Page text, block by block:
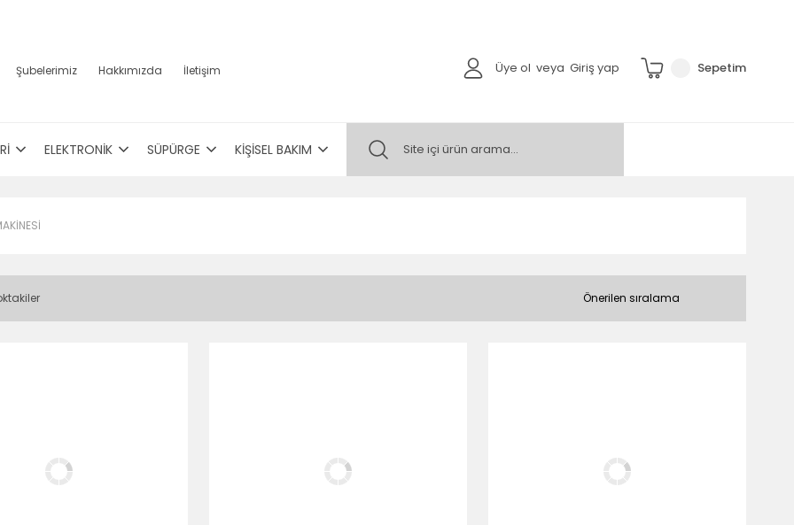
Şubelerimiz Hakkımızda İletişim Üye ol veya Giriş yap Sepetim
ELEKTRONİK SÜPÜRGE KİŞİSEL BAKIM